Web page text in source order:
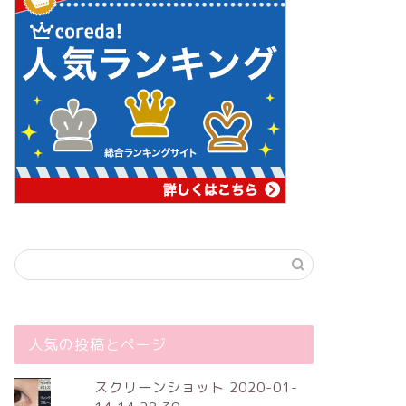
人気の投稿とページ
スクリーンショット 2020-01-